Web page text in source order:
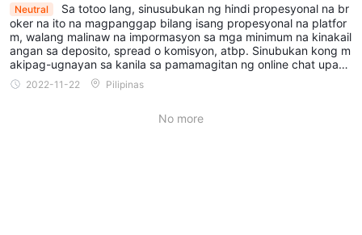
Neutral
Sa totoo lang, sinusubukan ng hindi propesyonal na br
oker na ito na magpanggap bilang isang propesyonal na platfor
m, walang malinaw na impormasyon sa mga minimum na kinakail
angan sa deposito, spread o komisyon, atbp. Sinubukan kong m
akipag-ugnayan sa kanila sa pamamagitan ng online chat upang
tanungin ang impormasyon sa pagtatakda ng account nito, wala
ng sumagot ako sa lahat. Mas mabuting laktawan mo ito at mag
2022-11-22 Pilipinas
No more